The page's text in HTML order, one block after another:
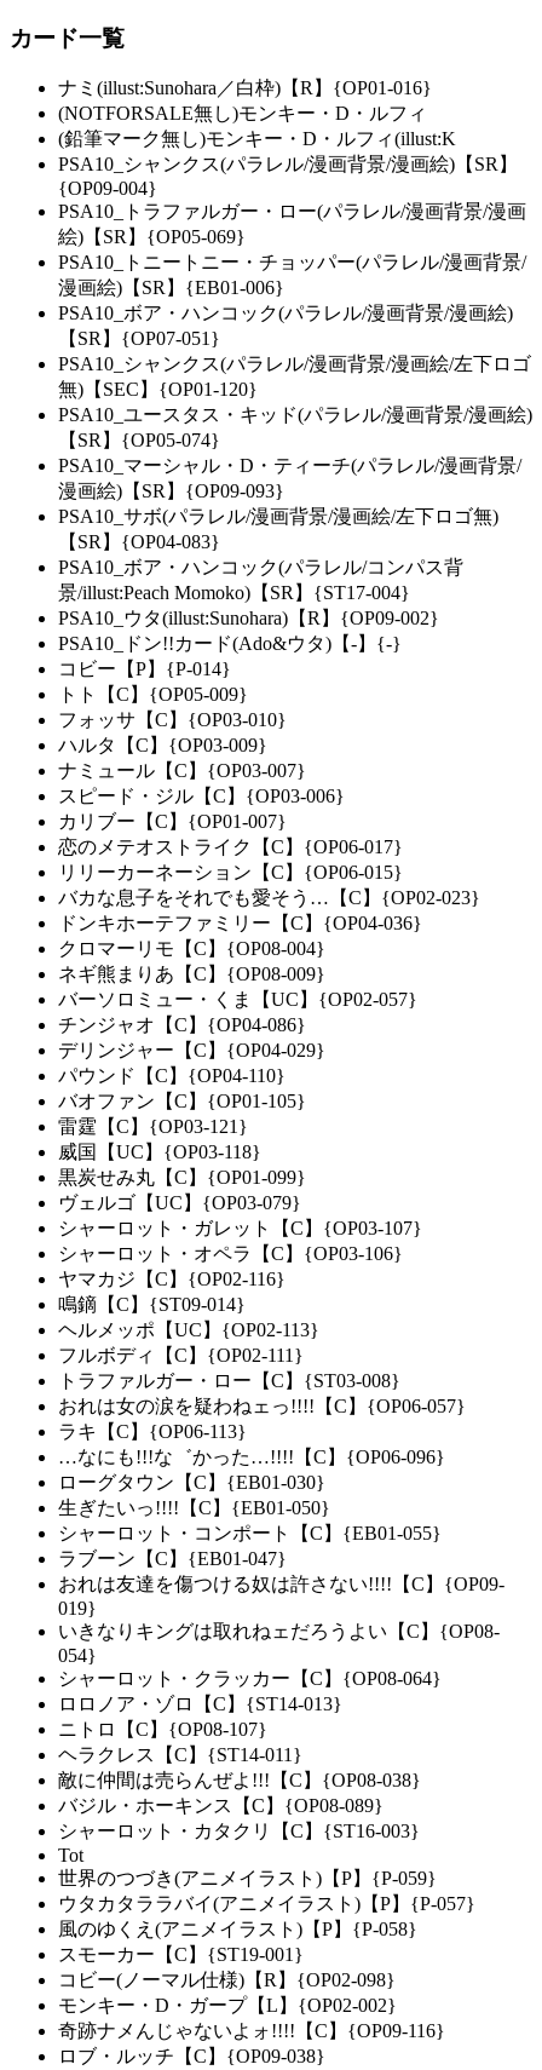
カード一覧
ナミ(illust:Sunohara／白枠)【R】{OP01-016}
(NOTFORSALE無し)モンキー・D・ルフィ
(鉛筆マーク無し)モンキー・D・ルフィ(illust:K
PSA10_シャンクス(パラレル/漫画背景/漫画絵)【SR】
{OP09-004}
PSA10_トラファルガー・ロー(パラレル/漫画背景/漫画
絵)【SR】{OP05-069}
PSA10_トニートニー・チョッパー(パラレル/漫画背景/
漫画絵)【SR】{EB01-006}
PSA10_ボア・ハンコック(パラレル/漫画背景/漫画絵)
【SR】{OP07-051}
PSA10_シャンクス(パラレル/漫画背景/漫画絵/左下ロゴ
無)【SEC】{OP01-120}
PSA10_ユースタス・キッド(パラレル/漫画背景/漫画絵)
【SR】{OP05-074}
PSA10_マーシャル・D・ティーチ(パラレル/漫画背景/
漫画絵)【SR】{OP09-093}
PSA10_サボ(パラレル/漫画背景/漫画絵/左下ロゴ無)
【SR】{OP04-083}
PSA10_ボア・ハンコック(パラレル/コンパス背
景/illust:Peach Momoko)【SR】{ST17-004}
PSA10_ウタ(illust:Sunohara)【R】{OP09-002}
PSA10_ドン!!カード(Ado&ウタ)【-】{-}
コビー【P】{P-014}
トト【C】{OP05-009}
フォッサ【C】{OP03-010}
ハルタ【C】{OP03-009}
ナミュール【C】{OP03-007}
スピード・ジル【C】{OP03-006}
カリブー【C】{OP01-007}
恋のメテオストライク【C】{OP06-017}
リリーカーネーション【C】{OP06-015}
バカな息子をそれでも愛そう…【C】{OP02-023}
ドンキホーテファミリー【C】{OP04-036}
クロマーリモ【C】{OP08-004}
ネギ熊まりあ【C】{OP08-009}
バーソロミュー・くま【UC】{OP02-057}
チンジャオ【C】{OP04-086}
デリンジャー【C】{OP04-029}
パウンド【C】{OP04-110}
バオファン【C】{OP01-105}
雷霆【C】{OP03-121}
威国【UC】{OP03-118}
黒炭せみ丸【C】{OP01-099}
ヴェルゴ【UC】{OP03-079}
シャーロット・ガレット【C】{OP03-107}
シャーロット・オペラ【C】{OP03-106}
ヤマカジ【C】{OP02-116}
鳴鏑【C】{ST09-014}
ヘルメッポ【UC】{OP02-113}
フルボディ【C】{OP02-111}
トラファルガー・ロー【C】{ST03-008}
おれは女の涙を疑わねェっ!!!!【C】{OP06-057}
ラキ【C】{OP06-113}
…なにも!!!な゛かった…!!!!【C】{OP06-096}
ローグタウン【C】{EB01-030}
生ぎたいっ!!!!【C】{EB01-050}
シャーロット・コンポート【C】{EB01-055}
ラブーン【C】{EB01-047}
おれは友達を傷つける奴は許さない!!!!【C】{OP09-
019}
いきなりキングは取れねェだろうよい【C】{OP08-
054}
シャーロット・クラッカー【C】{OP08-064}
ロロノア・ゾロ【C】{ST14-013}
ニトロ【C】{OP08-107}
ヘラクレス【C】{ST14-011}
敵に仲間は売らんぜよ!!!【C】{OP08-038}
バジル・ホーキンス【C】{OP08-089}
シャーロット・カタクリ【C】{ST16-003}
Tot
世界のつづき(アニメイラスト)【P】{P-059}
ウタカタララバイ(アニメイラスト)【P】{P-057}
風のゆくえ(アニメイラスト)【P】{P-058}
スモーカー【C】{ST19-001}
コビー(ノーマル仕様)【R】{OP02-098}
モンキー・D・ガープ【L】{OP02-002}
奇跡ナメんじゃないよォ!!!!【C】{OP09-116}
ロブ・ルッチ【C】{OP09-038}